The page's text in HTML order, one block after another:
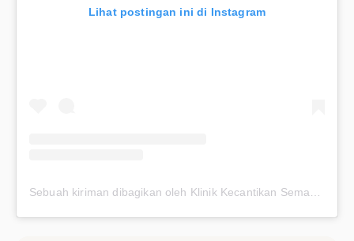
Lihat postingan ini di Instagram